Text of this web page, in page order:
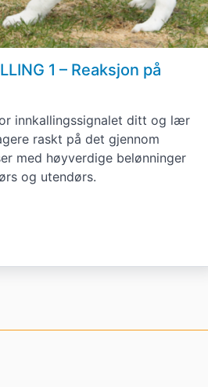
1 – Reaksjon på
innkallingssignalet ditt og lær
raskt på det gjennom
med høyverdige belønninger
og utendørs.